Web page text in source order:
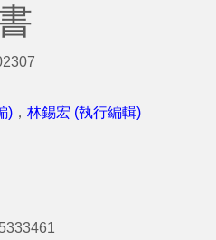
) ， 林錫宏 (執行編輯)